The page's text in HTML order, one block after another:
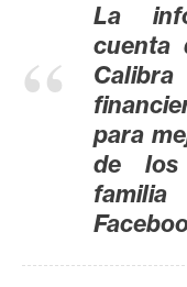
La
cuenta
para
de
familia